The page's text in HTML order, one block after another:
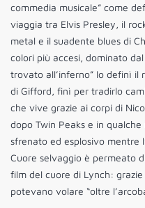
commedia musicale” come
viaggia tra Elvis Presley, il
metal e il suadente blues di
colori più accesi, dominato
trovato all’inferno” lo definì il
di Gifford, finì per tradirlo
che vive grazie ai corpi di
dopo Twin Peaks e in
sfrenato ed esplosivo mentre
Cuore selvaggio è permeato
film del cuore di Lynch:
potevano volare “oltre